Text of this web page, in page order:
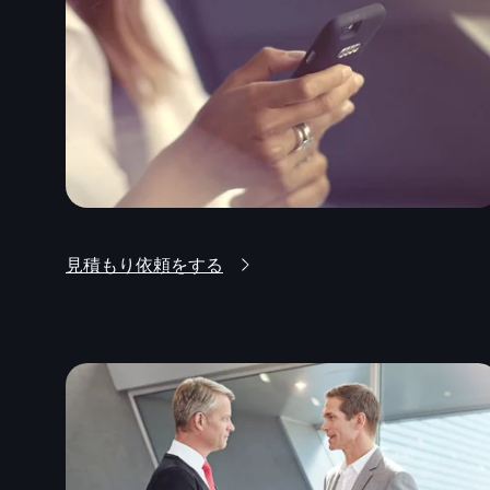
見積もり依頼をする